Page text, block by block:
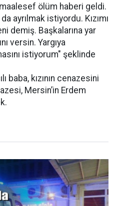
ölüm haberi geldi.
ayrılmak istiyordu. Kızımı
demiş. Başkalarına yar
versin. Yargıya
istiyorum" şeklinde
baba, kızının cenazesini
Mersin’in Erdem